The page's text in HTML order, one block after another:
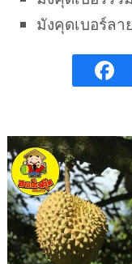
มังคุดเบอร์ลา